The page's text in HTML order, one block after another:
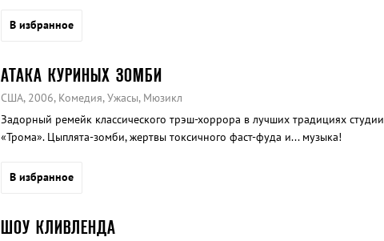
В избранное
АТАКА КУРИНЫХ ЗОМБИ
США, 2006, Комедия, Ужасы, Мюзикл
Задорный ремейк классического трэш-хоррора в лучших традициях студии
«Трома». Цыплята-зомби, жертвы токсичного фаст-фуда и... музыка!
В избранное
ШОУ КЛИВЛЕНДА